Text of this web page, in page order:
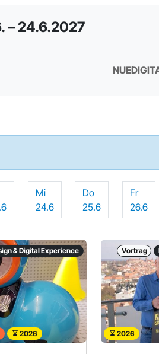
– 24.6.2027
Mi
24.6
Do
25.6
Fr
26.6
& Digital Experience
2026
Vortrag
2026